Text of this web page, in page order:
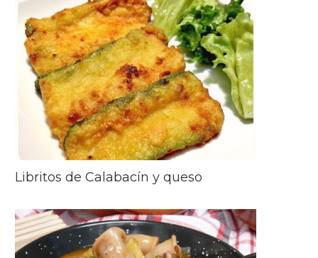
Libritos de Calabacín y queso